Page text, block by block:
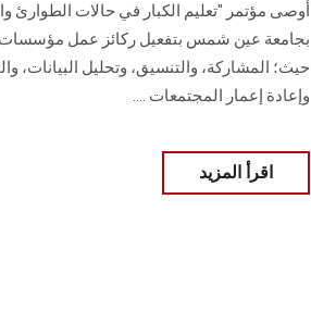
أوصى مؤتمر "تعليم الكبار في حالات الطوارئ
‏بجامعة عين شمس بتفعيل ركائز عمل مؤسسات
حيث؛ ‏المشاركة، والتنسيق، وتحليل البيانات،
وإعادة إعمار ‏المجتمعات ....
اقرأ المزيد